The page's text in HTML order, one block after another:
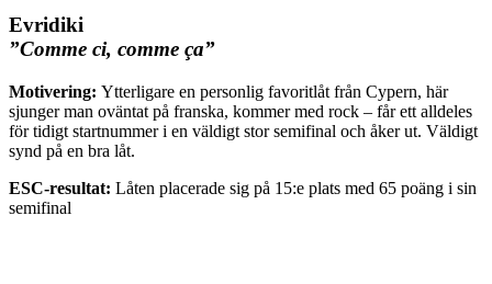
Evridiki
”Comme ci, comme ça”
Motivering: Ytterligare en personlig favoritlåt från Cypern, här
sjunger man oväntat på franska, kommer med rock – får ett alldeles
för tidigt startnummer i en väldigt stor semifinal och åker ut. Väldigt
synd på en bra låt.
ESC-resultat: Låten placerade sig på 15:e plats med 65 poäng i sin
semifinal